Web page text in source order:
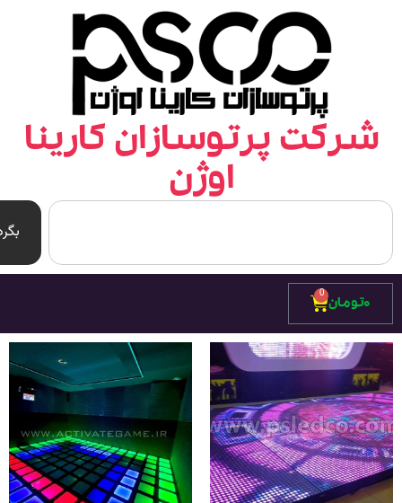
پرتوسازان کارینا
اوژن
تومان